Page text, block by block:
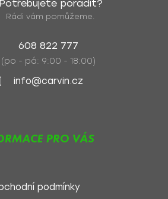
Potřebujete poradit?
Rádi vám pomůžeme.
608 822 777
(po - pá: 9:00 - 18:00)
info@carvin.cz
PRO VÁS
podmínky